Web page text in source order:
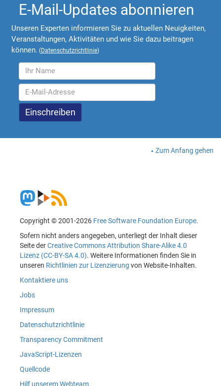
E-Mail-Updates abonnieren
Unseren Experten informieren Sie zu aktuellen Neuigkeiten,
Veranstaltungen, Aktivitäten und wie Sie dazu beitragen
können. (Datenschutzrichtlinie)
Zum Anfang gehen
Copyright © 2001-2026 Free Software Foundation Europe.
Sofern nicht anders angegeben, unterliegt der Inhalt dieser
Seite derCreative Commons Attribution Share-Alike 4.0
Lizenz (CC-BY-SA 4.0). Weitere Informationen finden Sie in
unseren Richtlinien zur Lizenzierung von Website-Inhalten.
Kontaktiere uns
Jobs
Impressum
Datenschutzrichtlinie
Transparency Commitment
JavaScript-Lizenzen
Quellcode
Hilf unserem Webteam